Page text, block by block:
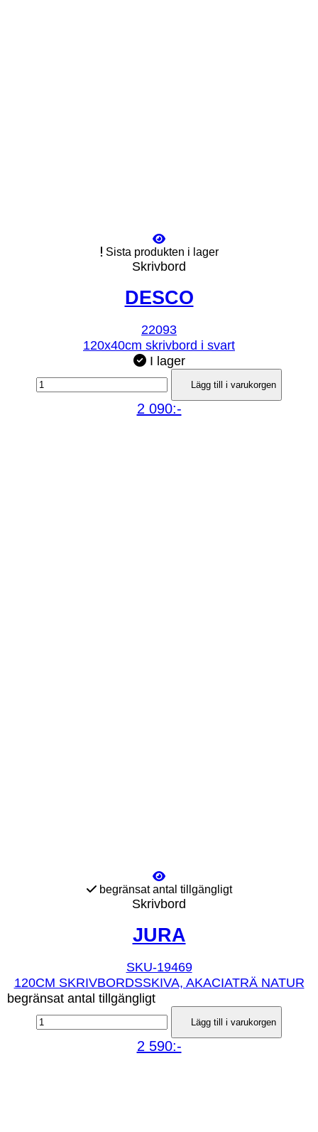
Sista produkten i lager
Skrivbord
DESCO
22093
120x40cm skrivbord i svart
I lager
Lägg till i varukorgen
2 090:-
begränsat antal tillgängligt
Skrivbord
JURA
SKU-19469
120CM SKRIVBORDSSKIVA, AKACIATRÄ NATUR
begränsat antal tillgängligt
Lägg till i varukorgen
2 590:-